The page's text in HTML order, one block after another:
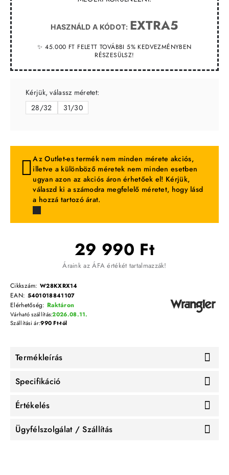
HASZNÁLD A KÓDOT: EXTRA5
✨ 45.000 FT FELETT TOVÁBBI 5% KEDVEZMÉNYBEN
RÉSZESÜLSZ!
29 990 Ft
Áraink az ÁFA értékét tartalmazzák!
Cikkszám: W28KXRX14
EAN: 5401018841107
Elérhetőség: Raktáron
Várható szállítás:2026.08.11.
Szállítási ár:990 Ft-tól
Kérjük, válassz méretet:
28/32
31/30
Az Outlet-es termék nem minden mérete akciós,
illetve a különböző méretek nem minden esetben
ugyan azon az akciós áron érhetőek el! Kérjük,
válaszd ki a számodra megfelelő méretet, hogy lásd
a hozzá tartozó árat.
Termékleírás
Specifikáció
Értékelés
Ügyfélszolgálat / Szállítás